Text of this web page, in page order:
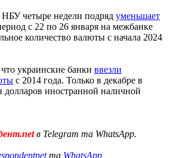
НБУ четыре недели подряд уменьшает
с 22 по 26 января на межбанке
количество валюты с начала 2024
украинские банки ввезли
с 2014 года. Только в декабре в
долларов иностранной наличной
в Telegram та WhatsApp.
та WhatsApp